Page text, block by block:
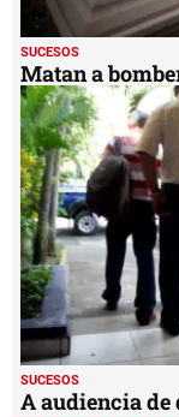
SUCESOS
Matan a
SUCESOS
A audiencia de